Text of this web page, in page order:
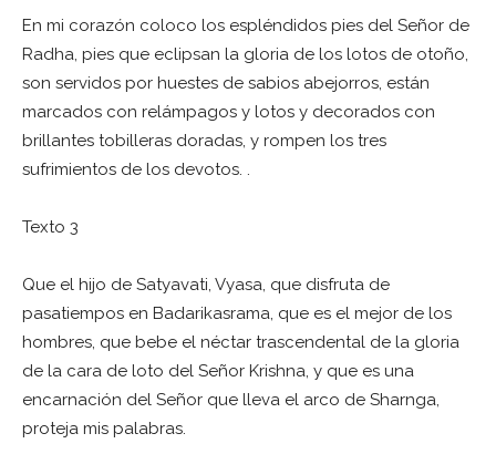
En mi corazón coloco los espléndidos pies del Señor de
Radha, pies que eclipsan la gloria de los lotos de otoño,
son servidos por huestes de sabios abejorros, están
marcados con relámpagos y lotos y decorados con
brillantes tobilleras doradas, y rompen los tres
sufrimientos de los devotos. .
Texto 3
Que el hijo de Satyavati, Vyasa, que disfruta de
pasatiempos en Badarikasrama, que es el mejor de los
hombres, que bebe el néctar trascendental de la gloria
de la cara de loto del Señor Krishna, y que es una
encarnación del Señor que lleva el arco de Sharnga,
proteja mis palabras.